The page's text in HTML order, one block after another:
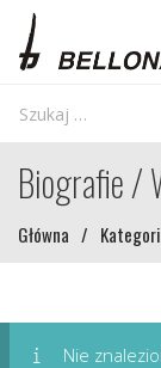
Biografie /
Główna /
Nie